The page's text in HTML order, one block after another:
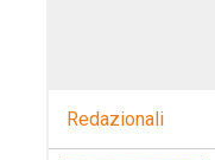
Redazionali